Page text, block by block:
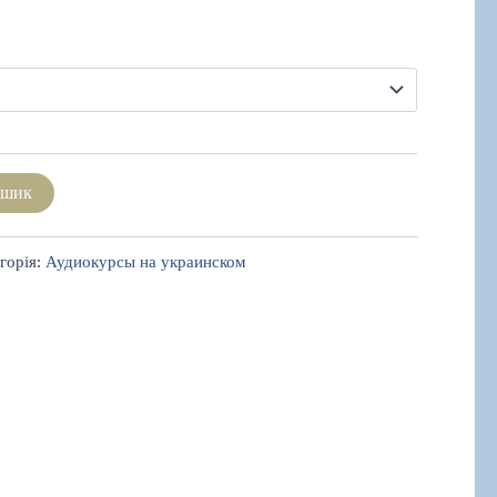
Аудиокурсы на украинском